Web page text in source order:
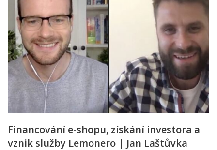
Financování e-shopu, získání investora a
vznik služby Lemonero | Jan Laštůvka